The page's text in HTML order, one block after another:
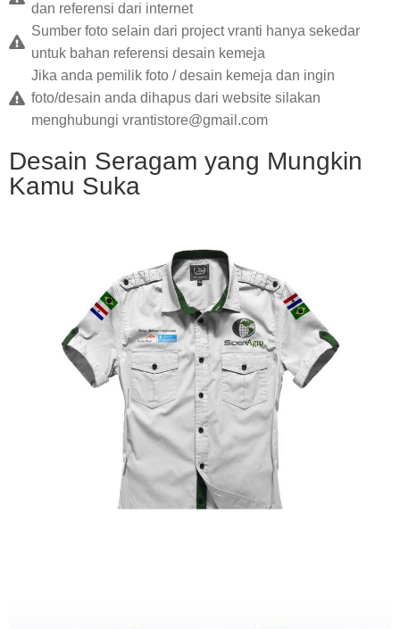
dan referensi dari internet
Sumber foto selain dari project vranti hanya sekedar
untuk bahan referensi desain kemeja
Jika anda pemilik foto / desain kemeja dan ingin
foto/desain anda dihapus dari website silakan
menghubungi vrantistore@gmail.com
Desain Seragam yang Mungkin
Kamu Suka